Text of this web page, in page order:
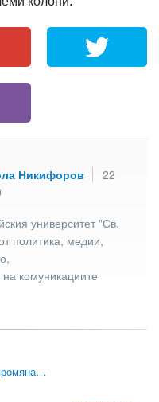
Никифоров
22
университет "Св.
политика, медии,
на комуникациите